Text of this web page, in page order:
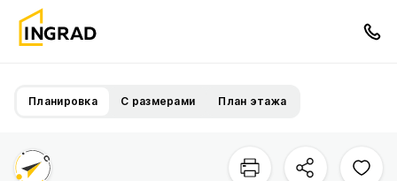
Планировка С размерами План этажа